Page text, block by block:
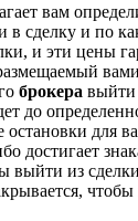
вам
в сделку и по
и эти цены
брокера выйти
до
остановки для
достигает
выйти из